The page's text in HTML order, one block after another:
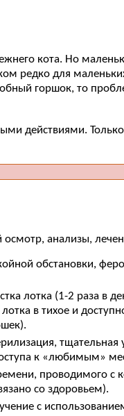
кота. Но
редко для
горшок, то
действиями.
анализы,
обстановки,
лотка (1-2 раза в
в тихое и
к «любимым»
проводимого с
со здоровьем).
с